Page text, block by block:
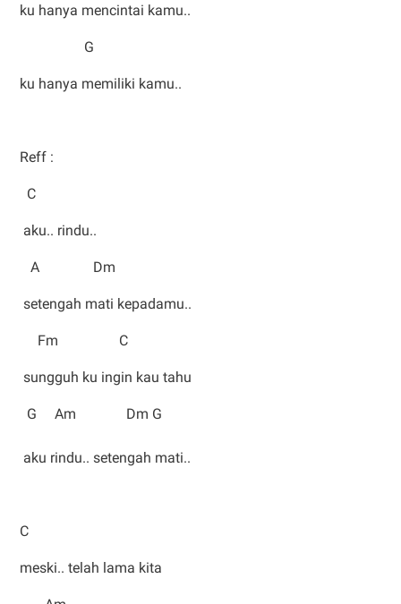
ku hanya mencintai kamu..
G
ku hanya memiliki kamu..
Reff :
C
aku.. rindu..
A Dm
setengah mati kepadamu..
Fm C
sungguh ku ingin kau tahu
G Am Dm G
aku rindu.. setengah mati..
C
meski.. telah lama kita